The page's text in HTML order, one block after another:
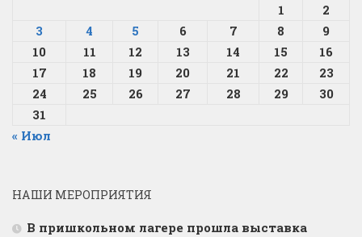
1
2
3
4 5 6 7 8
9
10
11 12 13 14 15
16
17
18 19 20 21 22
23
24
25 26 27 28 29
30
31
« Июл
НАШИ МЕРОПРИЯТИЯ
В пришкольном лагере прошла выставка